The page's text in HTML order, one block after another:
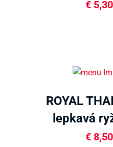
€ 5,30
ROYAL
lepkavá
€ 8,50